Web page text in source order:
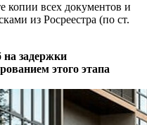
копии всех документов и
из Росреестра (по ст.
задержки
этого этапа